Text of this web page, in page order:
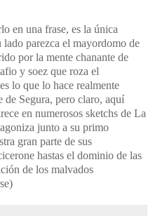
en una frase, es la única
lado parezca el mayordomo de
por la mente chanante de
y soez que roza el
lo que lo hace realmente
de Segura, pero claro, aquí
en numerosos sketchs de La
junto a su primo
gran parte de sus
hastas el dominio de las
de los malvados